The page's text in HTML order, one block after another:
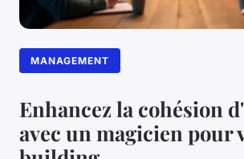
MANAGEMENT
Enhancez la cohésion
avec un magicien pour